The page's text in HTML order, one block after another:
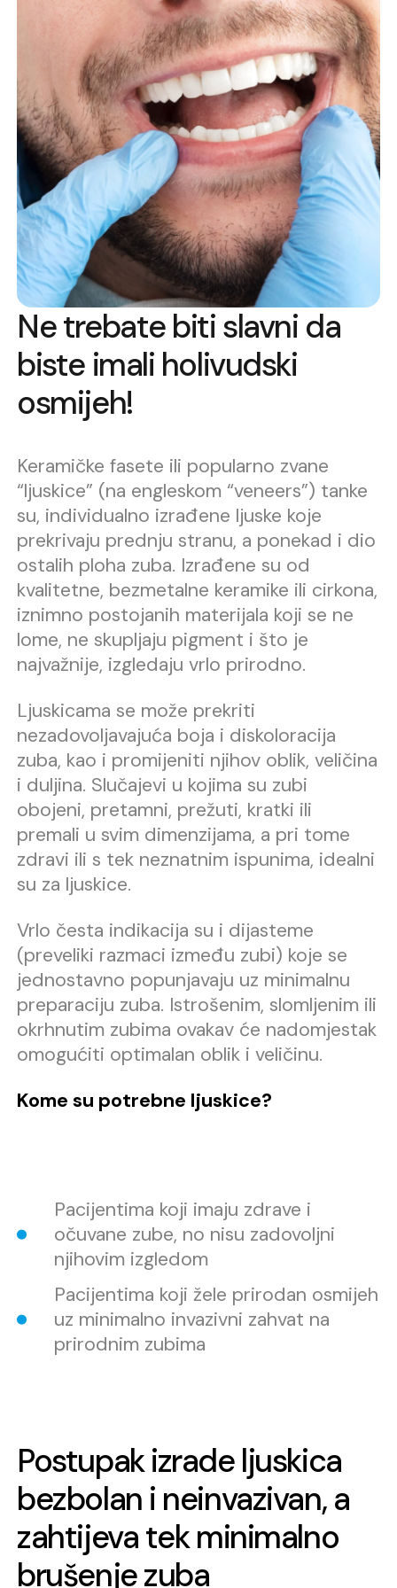
Ne trebate biti slavni da
biste imali holivudski
osmijeh!
Keramičke fasete ili popularno zvane
“ljuskice” (na engleskom “veneers”) tanke
su, individualno izrađene ljuske koje
prekrivaju prednju stranu, a ponekad i dio
ostalih ploha zuba. Izrađene su od
kvalitetne, bezmetalne keramike ili cirkona,
iznimno postojanih materijala koji se ne
lome, ne skupljaju pigment i što je
najvažnije, izgledaju vrlo prirodno.
Ljuskicama se može prekriti
nezadovoljavajuća boja i diskoloracija
zuba, kao i promijeniti njihov oblik, veličina
i duljina. Slučajevi u kojima su zubi
obojeni, pretamni, prežuti, kratki ili
premali u svim dimenzijama, a pri tome
zdravi ili s tek neznatnim ispunima, idealni
su za ljuskice.
Vrlo česta indikacija su i dijasteme
(preveliki razmaci između zubi) koje se
jednostavno popunjavaju uz minimalnu
preparaciju zuba. Istrošenim, slomljenim ili
okrhnutim zubima ovakav će nadomjestak
omogućiti optimalan oblik i veličinu.
Kome su potrebne ljuskice?
Pacijentima koji imaju zdrave i
očuvane zube, no nisu zadovoljni
njihovim izgledom
Pacijentima koji žele prirodan osmijeh
uz minimalno invazivni zahvat na
prirodnim zubima
Postupak izrade ljuskica
bezbolan i neinvazivan, a
zahtijeva tek minimalno
brušenje zuba